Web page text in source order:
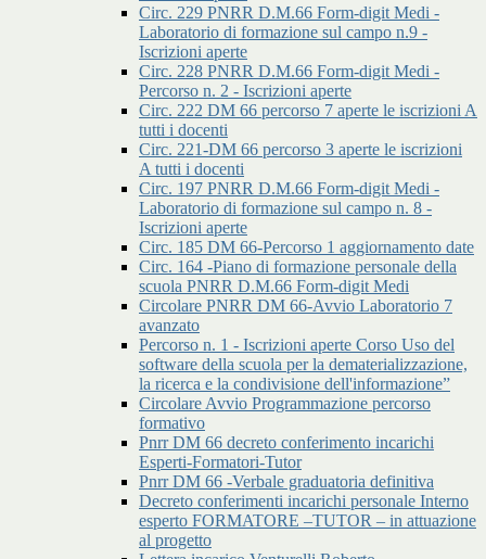
Circ. 229 PNRR D.M.66 Form-digit Medi -
Laboratorio di formazione sul campo n.9 -
Iscrizioni aperte
Circ. 228 PNRR D.M.66 Form-digit Medi -
Percorso n. 2 - Iscrizioni aperte
Circ. 222 DM 66 percorso 7 aperte le iscrizioni A
tutti i docenti
Circ. 221-DM 66 percorso 3 aperte le iscrizioni
A tutti i docenti
Circ. 197 PNRR D.M.66 Form-digit Medi -
Laboratorio di formazione sul campo n. 8 -
Iscrizioni aperte
Circ. 185 DM 66-Percorso 1 aggiornamento date
Circ. 164 -Piano di formazione personale della
scuola PNRR D.M.66 Form-digit Medi
Circolare PNRR DM 66-Avvio Laboratorio 7
avanzato
Percorso n. 1 - Iscrizioni aperte Corso Uso del
software della scuola per la dematerializzazione,
la ricerca e la condivisione dell'informazione”
Circolare Avvio Programmazione percorso
formativo
Pnrr DM 66 decreto conferimento incarichi
Esperti-Formatori-Tutor
Pnrr DM 66 -Verbale graduatoria definitiva
Decreto conferimenti incarichi personale Interno
esperto FORMATORE –TUTOR – in attuazione
al progetto